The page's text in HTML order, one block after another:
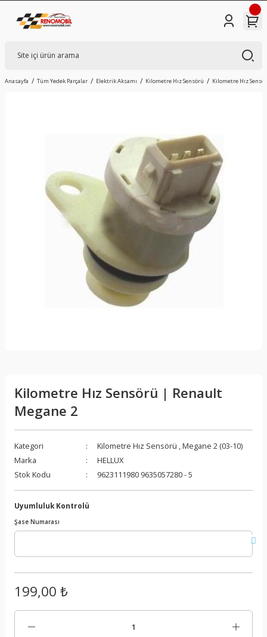
Anasayfa Tüm Yedek Parçalar Elektrik Aksamı Kilometre Hız Sensörü Kilometre Hız
Kilometre Hız Sensörü | Renault
Megane 2
Kategori Kilometre Hız Sensörü ,Megane 2 (03-10)
Marka
HELLUX
Stok Kodu
9623111980 9635057280 - 5
Uyumluluk Kontrolü
Şase Numarası
199,00 ₺